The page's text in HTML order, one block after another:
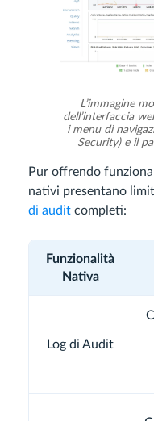
L’immagine
dell’interfaccia
i menu di
Security) e il
Pur offrendo
nativi presentano
di audit completi:
Funzionalità
Nativa
Log di Audit